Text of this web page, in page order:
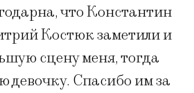
что Константин
Костюк заметили и
сцену меня, тогда
девочку. Спасибо им за